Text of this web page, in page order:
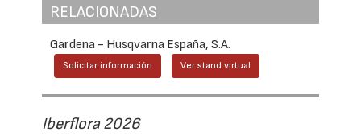
RELACIONADAS
Gardena - Husqvarna España, S.A.
Solicitar información Ver stand virtual
Iberflora 2026